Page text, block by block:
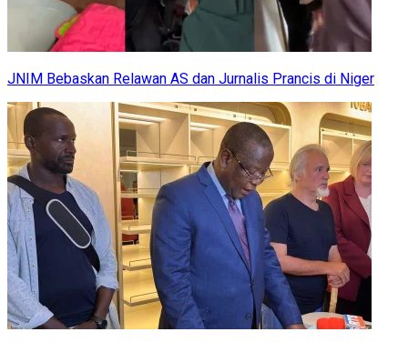
JNIM Bebaskan Relawan AS dan Jurnalis Prancis di Niger